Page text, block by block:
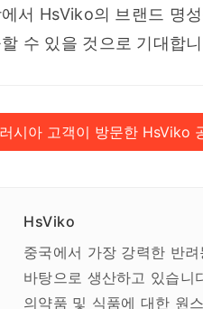
서 HsViko의 브랜드 명
수 있을 것으로 기대합
시아 고객이 방문한 HsViko
HsViko
중국에서 가장 강력한 반
바탕으로 생산하고 있습
의약품 및 식품에 대한 원